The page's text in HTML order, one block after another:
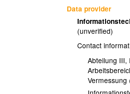
Data provider
(unverified)
Contact
Abteilung III,
Vermessung